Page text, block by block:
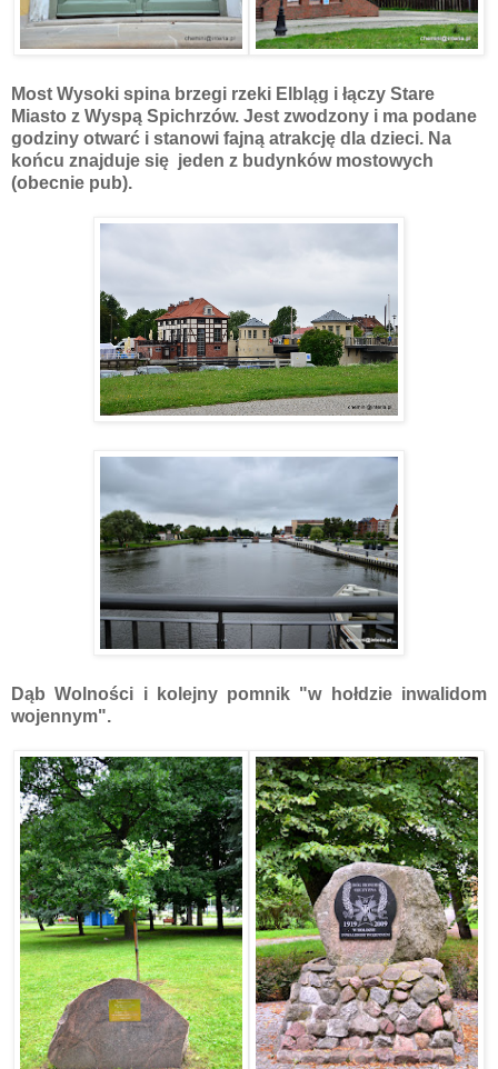
Most Wysoki spina brzegi rzeki Elbląg i łączy Stare
Miasto z Wyspą Spichrzów. Jest zwodzony i ma podane
godziny otwarć i stanowi fajną atrakcję dla dzieci. Na
końcu znajduje się jeden z budynków mostowych
(obecnie pub).
Dąb Wolności i kolejny pomnik "w hołdzie inwalidom
wojennym".